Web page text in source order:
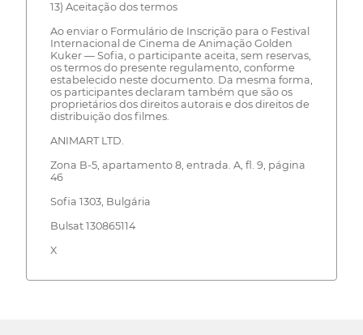
13) Aceitação dos termos
Ao enviar o Formulário de Inscrição para o Festival
Internacional de Cinema de Animação Golden
Kuker — Sofia, o participante aceita, sem reservas,
os termos do presente regulamento, conforme
estabelecido neste documento. Da mesma forma,
os participantes declaram também que são os
proprietários dos direitos autorais e dos direitos de
distribuição dos filmes.
ANIMART LTD.
Zona B-5, apartamento 8, entrada. A, fl. 9, página
46
Sofia 1303, Bulgária
Bulsat 130865114
X